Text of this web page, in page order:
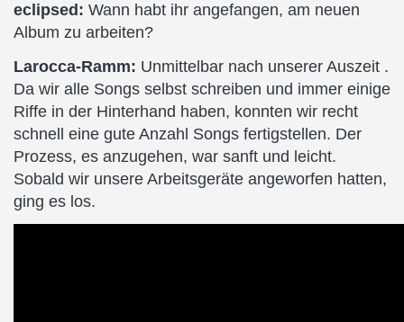
eclipsed: Wann habt ihr angefangen, am neuen
Album zu arbeiten?
Larocca-Ramm: Unmittelbar nach unserer Auszeit .
Da wir alle Songs selbst schreiben und immer einige
Riffe in der Hinterhand haben, konnten wir recht
schnell eine gute Anzahl Songs fertigstellen. Der
Prozess, es anzugehen, war sanft und leicht.
Sobald wir unsere Arbeitsgeräte angeworfen hatten,
ging es los.